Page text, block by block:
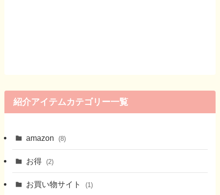
紹介アイテムカテゴリー一覧
amazon (8)
お得 (2)
お買い物サイト (1)